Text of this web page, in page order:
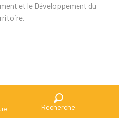
Recherche
et le Développement du